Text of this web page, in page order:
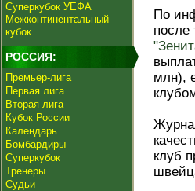
Суперкубок УЕФА
Межконтинентальный
кубок
РОССИЯ:
Премьер-лига
Первая лига
Вторая лига
Кубок России
Календарь
Бомбардиры
Суперкубок
Тренеры
Судьи
По
после
млн),
клуб